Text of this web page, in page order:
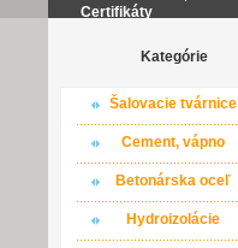
Certifikáty
Kategórie
Šalovacie tvárnice
Cement, vápno
Betonárska oceľ
Hydroizolácie